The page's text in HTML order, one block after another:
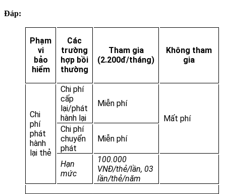
Đáp:
Phạm
vi
bảo
hiểm
Các
trường
hợp bồi
thường
Tham gia
(2.200đ/tháng)
Không tham
gia
Chi
phí
phát
hành
lại thẻ
Chi phí
cấp
lại/phát
hành lại
Miễn phí
Mất phí
Chi phí
chuyển
phát
Miễn phí
Hạn
mức
100.000
VNĐ/thẻ/lần, 03
lần/thẻ/năm